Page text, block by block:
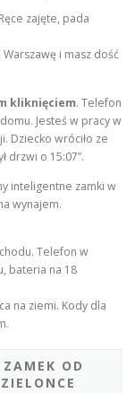
zajęte, pada
i masz dość
kliknięciem. Telefon
Jesteś w pracy w
Dziecko wróciło ze
drzwi o 15:07”.
inteligentne zamki w
wynajem.
Telefon w
bateria na 18
na ziemi. Kody dla
OD